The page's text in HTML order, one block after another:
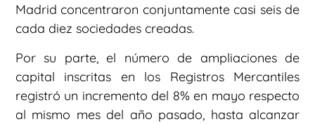
Madrid concentraron conjuntamente casi seis de
cada diez sociedades creadas.
Por su parte, el número de ampliaciones de
capital inscritas en los Registros Mercantiles
registró un incremento del 8% en mayo respecto
al mismo mes del año pasado, hasta alcanzar